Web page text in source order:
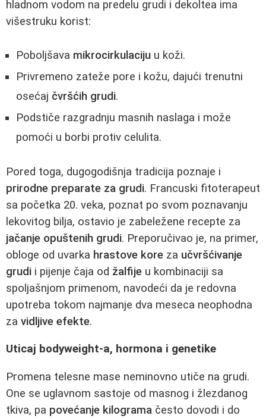
hladnom vodom na predelu grudi i dekoltea ima
višestruku korist:
Poboljšava mikrocirkulaciju u koži.
Privremeno zateže pore i kožu, dajući trenutni
osećaj čvršćih grudi.
Podstiče razgradnju masnih naslaga i može
pomoći u borbi protiv celulita.
Pored toga, dugogodišnja tradicija poznaje i
prirodne preparate za grudi. Francuski fitoterapeut
sa početka 20. veka, poznat po svom poznavanju
lekovitog bilja, ostavio je zabeležene recepte za
jačanje opuštenih grudi. Preporučivao je, na primer,
obloge od uvarka hrastove kore za učvršćivanje
grudi i pijenje čaja od žalfije u kombinaciji sa
spoljašnjom primenom, navodeći da je redovna
upotreba tokom najmanje dva meseca neophodna
za vidljive efekte.
Uticaj bodyweight-a, hormona i genetike
Promena telesne mase neminovno utiče na grudi.
One se uglavnom sastoje od masnog i žlezdanog
tkiva, pa povećanje kilograma često dovodi i do